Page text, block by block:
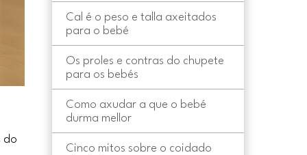
do
Cal é o peso e talla axeitados
para o bebé
Os proles e contras do chupete
para os bebés
Como axudar a que o bebé
durma mellor
Cinco mitos sobre o coidado